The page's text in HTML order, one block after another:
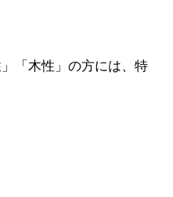
「木性」の方には、特